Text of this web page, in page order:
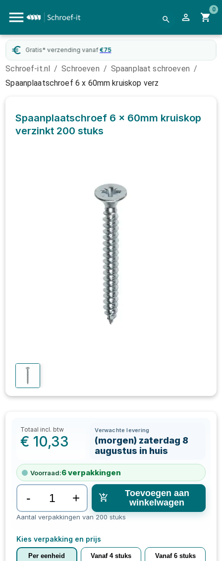
0
Gratis* verzending vanaf €75
Schroef-it.nl / Schroeven / Spaanplaat schroeven /
Spaanplaatschroef 6 x 60mm kruiskop verz
Spaanplaatschroef 6 x 60mm kruiskop
verzinkt 200 stuks
Totaal incl. btw
€ 10,33
Verwachte levering
(morgen) zaterdag 8
augustus in huis
Voorraad:6verpakkingen
- +
Toevoegen aan
winkelwagen
Aantal verpakkingen van 200 stuks
Kies verpakking en prijs
Per eenheid Vanaf 4stuks Vanaf 6stuks